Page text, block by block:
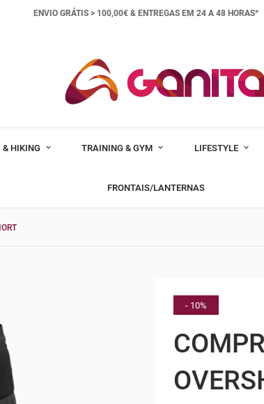
ENVIO GRÁTIS > 100,00€ & ENTREGAS EM 24 A 48 HORAS*
& HIKING TRAINING & GYM LIFESTYLE
FRONTAIS/LANTERNAS
- 10%